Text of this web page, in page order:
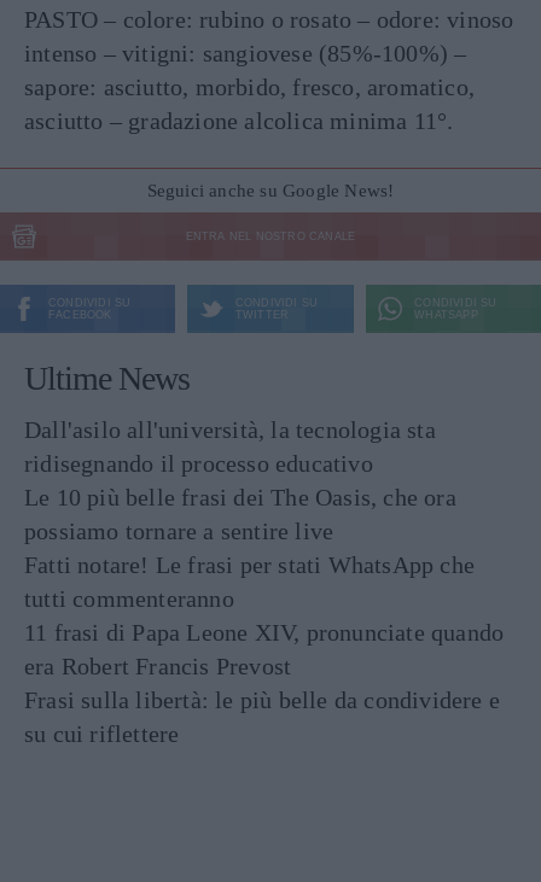
PASTO – colore: rubino o rosato – odore: vinoso
intenso – vitigni: sangiovese (85%-100%) –
sapore: asciutto, morbido, fresco, aromatico,
asciutto – gradazione alcolica minima 11°.
Seguici anche su Google News!
ENTRA NEL NOSTRO CANALE
CONDIVIDI SU
FACEBOOK
CONDIVIDI SU
TWITTER
CONDIVIDI SU
WHATSAPP
Ultime News
Dall'asilo all'università, la tecnologia sta
ridisegnando il processo educativo
Le 10 più belle frasi dei The Oasis, che ora
possiamo tornare a sentire live
Fatti notare! Le frasi per stati WhatsApp che
tutti commenteranno
11 frasi di Papa Leone XIV, pronunciate quando
era Robert Francis Prevost
Frasi sulla libertà: le più belle da condividere e
su cui riflettere